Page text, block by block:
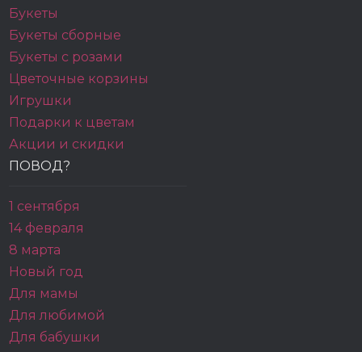
Букеты
Букеты сборные
Букеты с розами
Цветочные корзины
Игрушки
Подарки к цветам
Акции и скидки
ПОВОД?
1 сентября
14 февраля
8 марта
Новый год
Для мамы
Для любимой
Для бабушки